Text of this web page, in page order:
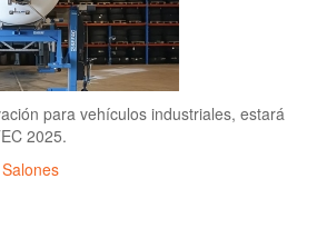
para vehículos industriales, estará
2025.